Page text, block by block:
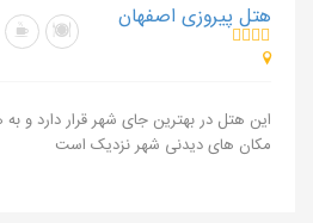
هتل پیروزی اصفهان
این هتل در بهترین جای شهر قرار دارد و
مکان های دیدنی شهر نزدیک است